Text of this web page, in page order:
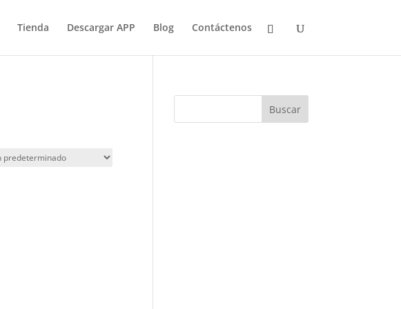
Tienda Descargar APP Blog Contáctenos
productos
Buscar